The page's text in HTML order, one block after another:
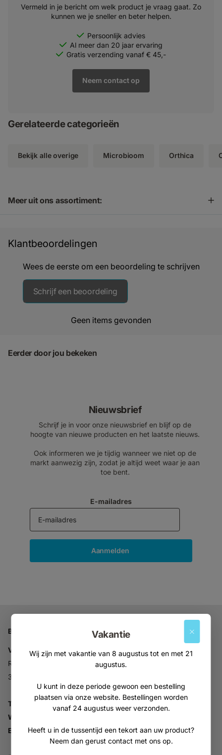
Vakantie
Wij zijn met vakantie van 8 augustus tot en met 21
augustus.
U kunt in deze periode gewoon een bestelling
plaatsen via onze website. Bestellingen worden
vanaf 24 augustus weer verzonden.
Heeft u in de tussentijd een tekort aan uw product?
Neem dan gerust contact met ons op.
Vermeld in je bericht om welk product je vraag gaat. Zo
kunnen we je sneller en beter helpen.
Persoonlijk advies
Al meer dan 20 jaar ervaring
Gratis verzending vanaf € 45,-
Neem contact op
Gerelateerde categorieën
Bekijk alle overige Microbioom Orthica
Meer uit ons assortiment:
Klantbeoordelingen
Wees de eerste om een beoordeling te schrijven
Schrijf een beoordeling
Geen items gevonden
Eerder door jou bekeken
Nieuwsbrief
Schrijf je in voor onze nieuwsbrief en blijf op de
hoogte van nieuwe producten en het laatste nieuws.
Ook informeren we je tijdig wanneer we niet op de
markt aanwezig zijn, zodat je altijd weet waar je aan
toe bent.
E-mailadres
Aanmelden
Bedrijfsgegevens
Vitabron
Ravelijn 52
3905NV Veenendaal
Tel:
+31 (0)318 553946
Whatsapp:
Email:info@vitabron.nl